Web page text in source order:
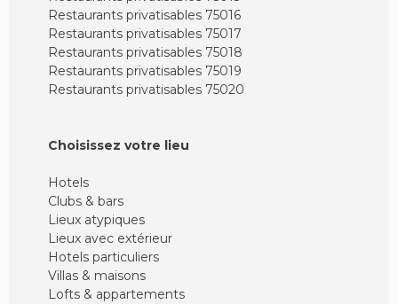
Restaurants privatisables 75016
Restaurants privatisables 75017
Restaurants privatisables 75018
Restaurants privatisables 75019
Restaurants privatisables 75020
Choisissez votre lieu
Hotels
Clubs & bars
Lieux atypiques
Lieux avec extérieur
Hotels particuliers
Villas & maisons
Lofts & appartements